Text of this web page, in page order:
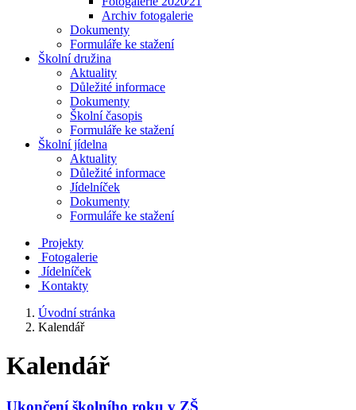
Archiv fotogalerie
Dokumenty
Formuláře ke stažení
Školní družina
Aktuality
Důležité informace
Dokumenty
Školní časopis
Formuláře ke stažení
Školní jídelna
Aktuality
Důležité informace
Jídelníček
Dokumenty
Formuláře ke stažení
Projekty
Fotogalerie
Jídelníček
Kontakty
Úvodní stránka
Kalendář
Kalendář
Ukončení školního roku v ZŠ